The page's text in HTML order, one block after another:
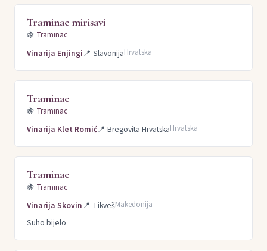
Traminac mirisavi
🍇 Traminac
Vinarija Enjingi📍 SlavonijaHrvatska
Traminac
🍇 Traminac
Vinarija Klet Romić📍 Bregovita HrvatskaHrvatska
Traminac
🍇 Traminac
Vinarija Skovin📍 TikvešMakedonija
Suho bijelo